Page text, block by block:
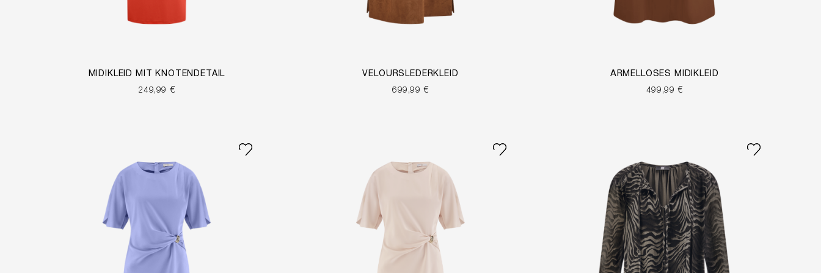
MIDIKLEID MIT KNOTENDETAIL
249,99 €
VELOURSLEDERKLEID
699,99 €
ÄRMELLOSES MIDIKLEID
499,99 €